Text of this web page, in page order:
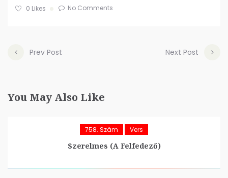
0 Likes No Comments
Prev Post Next Post
You May Also Like
758. Szám Vers
Szerelmes (A Felfedező)